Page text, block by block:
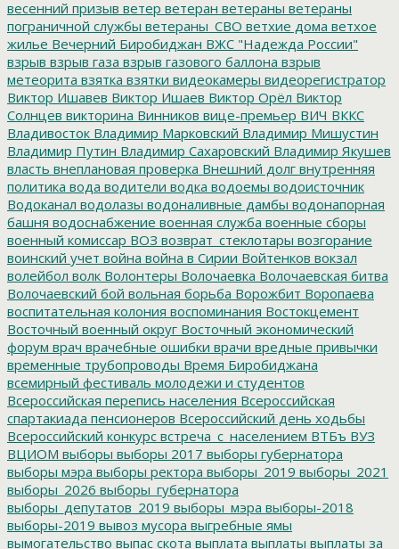
весенний призыв ветер ветеран ветераны ветераны
пограничной службы ветераны_СВО ветхие дома ветхое
жилье Вечерний Биробиджан ВЖС "Надежда России"
взрыв взрыв газа взрыв газового баллона взрыв
метеорита взятка взятки видеокамеры видеорегистратор
Виктор Ишавев Виктор Ишаев Виктор Орёл Виктор
Солнцев викторина Винников вице-премьер ВИЧ ВККС
Владивосток Владимир Марковский Владимир Мишустин
Владимир Путин Владимир Сахаровский Владимир Якушев
власть внеплановая проверка Внешний долг внутренняя
политика вода водители водка водоемы водоисточник
Водоканал водолазы водоналивные дамбы водонапорная
башня водоснабжение военная служба военные сборы
военный комиссар ВОЗ возврат_стеклотары возгорание
воинский учет война война в Сирии Войтенков вокзал
волейбол волк Волонтеры Волочаевка Волочаевская битва
Волочаевский бой вольная борьба Ворожбит Воропаева
воспитательная колония воспоминания Востокцемент
Восточный военный округ Восточный экономический
форум врач врачебные ошибки врачи вредные привычки
временные трубопроводы Время Биробиджана
всемирный фестиваль молодежи и студентов
Всероссийская перепись населения Всероссийская
спартакиада пенсионеров Всероссийский день ходьбы
Всероссийский конкурс встреча_с_населением ВТБъ ВУЗ
ВЦИОМ выборы выборы 2017 выборы губернатора
выборы мэра выборы ректора выборы_2019 выборы_2021
выборы_2026 выборы_губернатора
выборы_депутатов_2019 выборы_мэра выборы-2018
выборы-2019 вывоз мусора выгребные ямы
вымогательство выпас скота выплата выплаты выплаты за